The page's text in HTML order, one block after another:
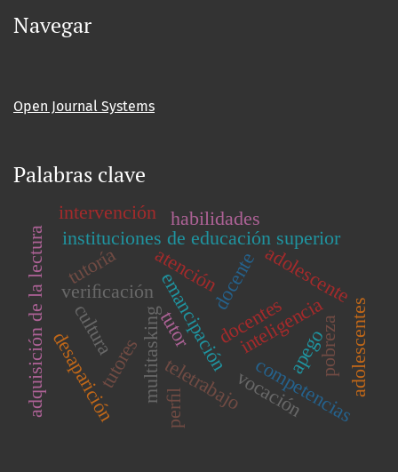
Navegar
Open Journal Systems
Palabras clave
multitasking
atención
emancipación
veriﬁcación
inteligencia
competencias
tutores
docentes
teletrabajo
instituciones de educación superior
apego
cultura
adquisición de la lectura docente
vocación
adolescente
tutor
tutoría
habilidades
desaparición adolescentes
perﬁl
intervención
pobreza